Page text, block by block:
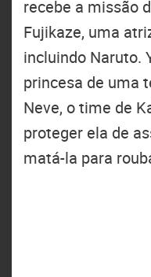
recebe a missão
Fujikaze, uma
incluindo Naruto.
princesa de uma
Neve, o time de
proteger ela de
matá-la para